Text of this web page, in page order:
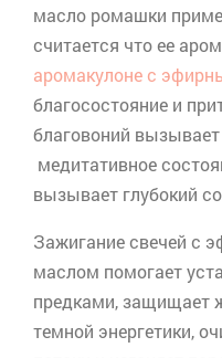
масло ромашки
считается что ее
аромакулоне с
благосостояние и
благовоний
медитативное
вызывает глубокий
Зажигание свечей с
маслом помогает
предками, защищает
темной энергетики,